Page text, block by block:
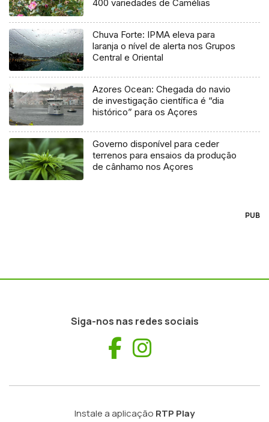
400 variedades de Camélias
Chuva Forte: IPMA eleva para
laranja o nível de alerta nos Grupos
Central e Oriental
Azores Ocean: Chegada do navio
de investigação científica é “dia
histórico” para os Açores
Governo disponível para ceder
terrenos para ensaios da produção
de cânhamo nos Açores
PUB
Siga-nos nas redes sociais
Facebook
Instale a aplicação RTP Play